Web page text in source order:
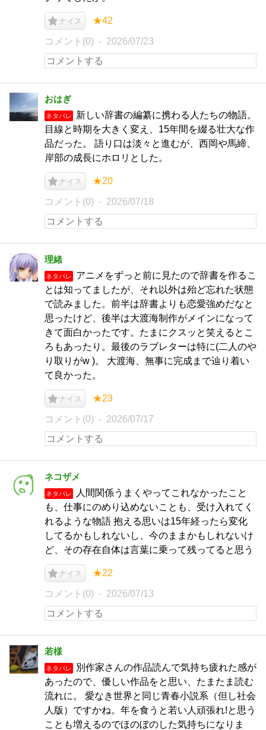
ナイス ★42
コメント(0) 2026/07/23
おはぎ
ネタバレ
新しい辞書の編纂に携わる人たちの物語。
目線と時期を大きく変え、15年間を綴る壮大な作
品だった。 語り口は淡々と進むが、西岡や馬締、
岸部の成長にホロリとした。
ナイス ★20
コメント(0) 2026/07/18
理緒
ネタバレ
アニメをずっと前に見たので辞書を作るこ
とは知ってましたが、それ以外は殆ど忘れた状態
で読みました。前半は辞書よりも恋愛強めだなと
思ったけど、後半は大渡海制作がメインになって
きて面白かったです。たまにクスッと笑えるとこ
ろもあったり。最後のラブレターは特に(二人のや
り取りがw )。 大渡海、無事に完成まで辿り着い
て良かった。
ナイス ★23
コメント(0) 2026/07/17
ネコザメ
ネタバレ
人間関係うまくやってこれなかったこと
も、仕事にのめり込めないことも、受け入れてく
れるような物語 抱える思いは15年経ったら変化
してるかもしれないし、今のままかもしれないけ
ど、その存在自体は言葉に乗って残ってると思う
ナイス ★22
コメント(0) 2026/07/13
若様
ネタバレ
別作家さんの作品読んで気持ち疲れた感が
あったので、優しい作品をと思い、たまたま読む
流れに。 愛なき世界と同じ青春小説系（但し社会
人版）ですかね。年を食うと若い人頑張れ!と思う
ことも増えるのでほのぼのした気持ちになりま